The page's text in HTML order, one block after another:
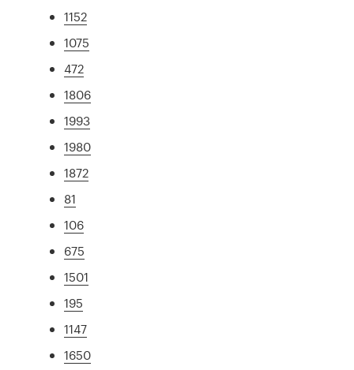
1152
1075
472
1806
1993
1980
1872
81
106
675
1501
195
1147
1650